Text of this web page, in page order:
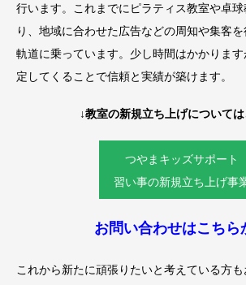
行います。これまでにピラティス教室や卓
り、地域に合わせた広告などの周知や集客
軌道に乗っています。少し時間はかかりま
定してくることで信頼と実績が築けます。
↓教室の新規立ち上げについては
つやまキッズサポート
習い事の新規立ち上げ事
お問い合わせはこちら
これから新たに頑張りたいと考えている方